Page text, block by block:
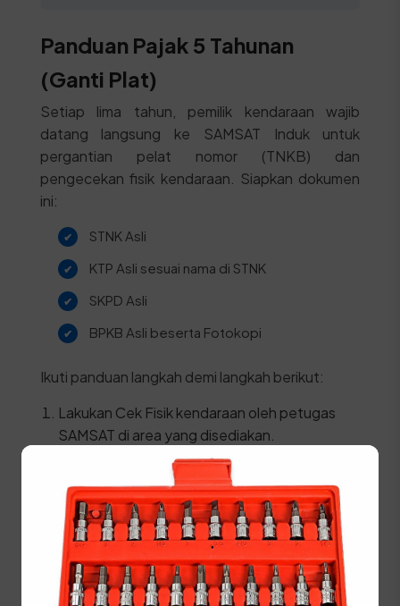
Panduan Pajak 5 Tahunan
(Ganti Plat)
Setiap lima tahun, pemilik kendaraan wajib
datang langsung ke SAMSAT Induk untuk
pergantian pelat nomor (TNKB) dan
pengecekan fisik kendaraan. Siapkan dokumen
ini:
STNK Asli
KTP Asli sesuai nama di STNK
SKPD Asli
BPKB Asli beserta Fotokopi
Ikuti panduan langkah demi langkah berikut:
Lakukan Cek Fisik kendaraan oleh petugas
SAMSAT di area yang disediakan.
Ambil dan isi formulir pendaftaran pajak 5
tahunan.
Menuju loket progresif untuk pengecekan
status kendaraan.
Daftarkan kendaraan di loket daftar ulang 5
tahun dengan menyerahkan berkas dan hasil